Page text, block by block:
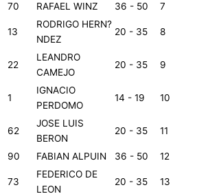
70
RAFAEL WINZ 36 - 50 7
13
RODRIGO HERN?
NDEZ
20 - 35 8
22
LEANDRO
CAMEJO
20 - 35 9
1
IGNACIO
PERDOMO
14 - 19 10
62
JOSE LUIS
BERON
20 - 35 11
90 FABIAN ALPUIN 36 - 50 12
73
FEDERICO DE
LEON
20 - 35 13